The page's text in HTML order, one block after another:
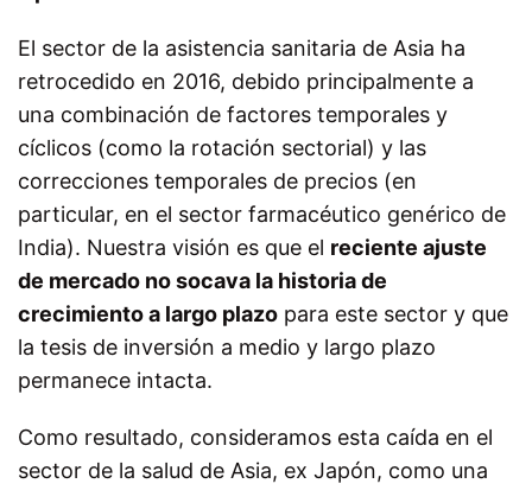
El sector de la asistencia sanitaria de Asia ha
retrocedido en 2016, debido principalmente a
una combinación de factores temporales y
cíclicos (como la rotación sectorial) y las
correcciones temporales de precios (en
particular, en el sector farmacéutico genérico de
India). Nuestra visión es que el reciente ajuste
de mercado no socava la historia de
crecimiento a largo plazo para este sector y que
la tesis de inversión a medio y largo plazo
permanece intacta.
Como resultado, consideramos esta caída en el
sector de la salud de Asia, ex Japón, como una